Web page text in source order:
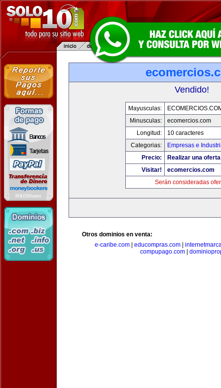
Vendido!
Mayusculas:
Minusculas:
ecomercios.com
Longitud:
10 caracteres
Categorias:
Empresas e
Precio:
Realizar una
Visitar!
ecomercios.com
Serán consideradas
Otros dominios en venta:
e-caribe.com| educompras.com|
compupago.com|